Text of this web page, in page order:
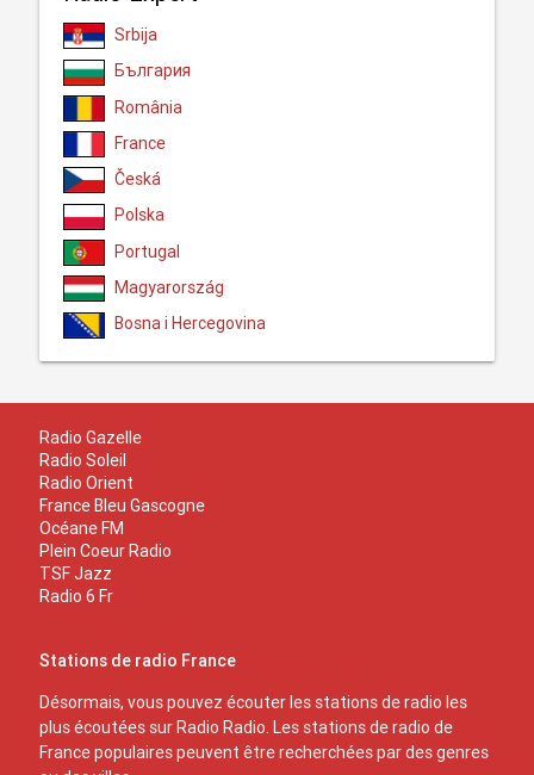
Srbija
България
România
France
Česká
Polska
Portugal
Magyarország
Bosna i Hercegovina
Radio Gazelle
Radio Soleil
Radio Orient
France Bleu Gascogne
Océane FM
Plein Coeur Radio
TSF Jazz
Radio 6 Fr
Stations de radio France
Désormais, vous pouvez écouter les stations de radio les
plus écoutées sur Radio Radio. Les stations de radio de
France populaires peuvent être recherchées par des genres